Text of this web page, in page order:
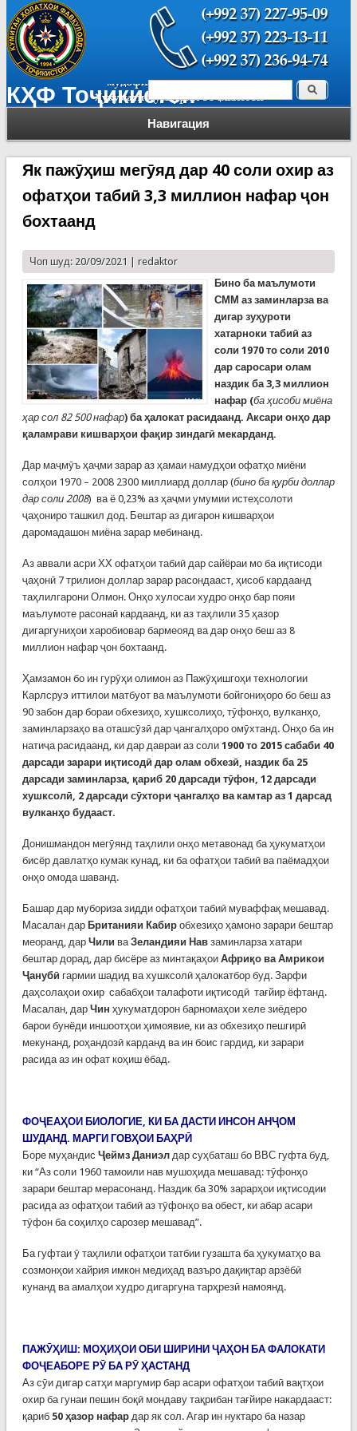
КҲФ Тоҷикистон
Навигация
Форма поиска Поиск
Як пажӯҳиш мегӯяд дар 40 соли охир аз
офатҳои табиӣ 3,3 миллион нафар ҷон
бохтаанд
Чоп шуд: 20/09/2021 | redaktor
Бино ба маълумоти
СММ аз заминларза ва
дигар зуҳуроти
хатарноки табиӣ аз
соли 1970 то соли 2010
дар саросари олам
наздик ба 3,3 миллион
нафар (ба ҳисоби миёна
ҳар сол 82 500 нафар) ба ҳалокат расидаанд. Аксари онҳо дар
қаламрави кишварҳои фақир зиндагӣ мекарданд.
Дар маҷмӯъ ҳаҷми зарар аз ҳамаи намудҳои офатҳо миёни
солҳои 1970 – 2008 2300 миллиард доллар (бино ба қурби доллар
дар соли 2008) ва ё 0,23% аз ҳаҷми умумии истеҳсолоти
ҷаҳониро ташкил дод. Бештар аз дигарон кишварҳои
даромадашон миёна зарар мебинанд.
Аз аввали асри ХХ офатҳои табиӣ дар сайёраи мо ба иқтисоди
ҷаҳонӣ 7 трилион доллар зарар расондааст, ҳисоб кардаанд
таҳлилгарони Олмон. Онҳо хулосаи худро онҳо бар пояи
маълумоте расонаӣ кардаанд, ки аз таҳлили 35 ҳазор
дигаргуниҳои харобиовар бармеояд ва дар онҳо беш аз 8
миллион нафар ҷон бохтаанд.
Ҳамзамон бо ин гурӯҳи олимон аз Пажӯҳишгоҳи технологии
Карлсруэ иттилои матбуот ва маълумоти бойгониҳоро бо беш аз
90 забон дар бораи обхезиҳо, хушксолиҳо, тӯфонҳо, вулканҳо,
заминларзаҳо ва оташсӯзӣ дар ҷангалҳоро омӯхтанд. Онҳо ба ин
натиҷа расидаанд, ки дар давраи аз соли 1900 то 2015 сабаби 40
дарсади зарари иқтисодӣ дар олам обхезӣ, наздик ба 25
дарсади заминларза, қариб 20 дарсади тӯфон, 12 дарсади
хушксолӣ, 2 дарсади сӯхтори ҷангалҳо ва камтар аз 1 дарсад
вулканҳо будааст.
Донишмандон мегӯянд таҳлили онҳо метавонад ба ҳукуматҳои
бисёр давлатҳо кумак кунад, ки ба офатҳои табиӣ ва паёмадҳои
онҳо омода шаванд.
Башар дар мубориза зидди офатҳои табиӣ муваффақ мешавад.
Масалан дар Британияи Кабиробхезиҳо ҳамоно зарари бештар
меоранд, дар Чили ваЗеландияи Навзаминларза хатари
бештар дорад, дар бисёре аз минтақаҳои Африқо ва Амрикои
Ҷанубӣ гармии шадид ва хушксолӣ ҳалокатбор буд. Зарфи
даҳсолаҳои охир сабабҳои талафоти иқтисодӣ тағйир ёфтанд.
Масалан, дар Чин ҳукуматдорон барномаҳои хеле зиёдеро
барои бунёди иншоотҳои ҳимоявие, ки аз обхезиҳо пешгирӣ
мекунанд, роҳандозӣ карданд ва ин боис гардид, ки зарари
расида аз ин офат коҳиш ёбад.
ФОҶЕАҲОИ БИОЛОГИЕ, КИ БА ДАСТИ ИНСОН АНҶОМ
ШУДАНД. МАРГИ ГОВҲОИ БАҲРӢ
Боре муҳандис Ҷеймз Даниэлдар суҳбаташ бо ВВС гуфта буд,
ки “Аз соли 1960 тамоили нав мушоҳида мешавад: тӯфонҳо
зарари бештар мерасонанд. Наздик ба 30% зарарҳои иқтисодии
расида аз офатҳои табиӣ аз тӯфонҳо ва обест, ки абар асари
тӯфон ба соҳилҳо сарозер мешавад”.
Ба гуфтаи ӯ таҳлили офатҳои татбии гузашта ба ҳукуматҳо ва
созмонҳои хайрия имкон медиҳад вазъро дақиқтар арзёбӣ
кунанд ва амалҳои худро дигаргуна тарҳрезӣ намоянд.
ПАЖӮҲИШ: МОҲИҲОИ ОБИ ШИРИНИ ҶАҲОН БА ФАЛОКАТИ
ФОҶЕАБОРЕ РӮ БА РӮ ҲАСТАНД
Аз сӯи дигар сатҳи маргумир бар асари офатҳои табиӣ вақтҳои
охир ба гунаи пешин боқӣ мондаву тақрибан тағйире накардааст:
қариб 50 ҳазор нафардар як сол. Агар ин нуктаро ба назар